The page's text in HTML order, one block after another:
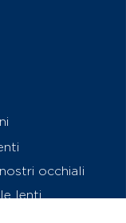
occhiali
lenti